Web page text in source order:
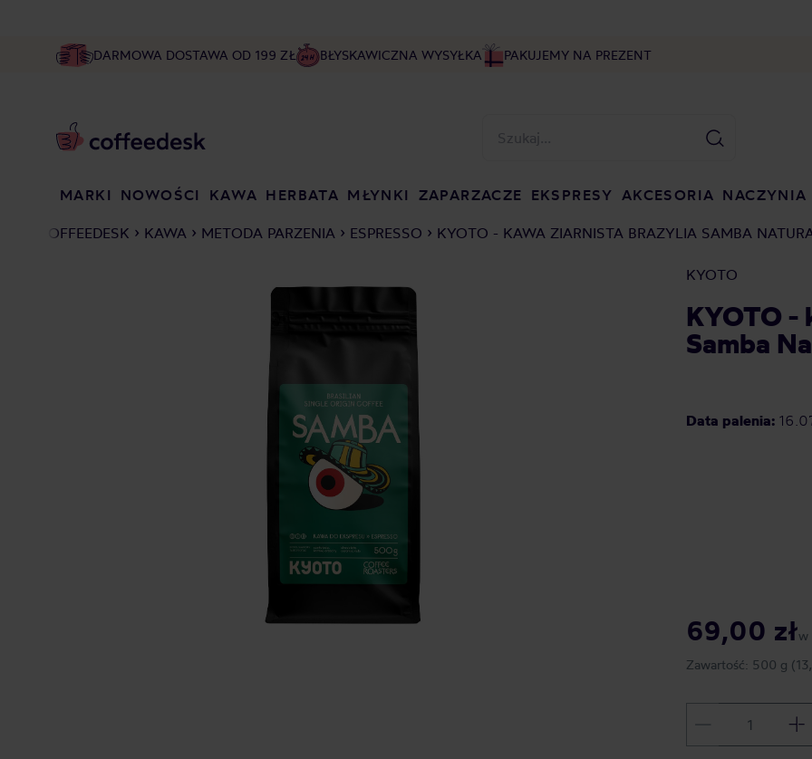
DARMOWA DOSTAWA OD 199 ZŁ BŁYSKAWICZNA WYSYŁKA PAKUJEMY NA PREZENT
MARKI NOWOŚCI KAWA HERBATA MŁYNKI ZAPARZACZE EKSPRESY AKCESORIA NACZYNIA
COFFEEDESK KAWA METODA PARZENIA ESPRESSO KYOTO - KAWA ZIARNISTA BRAZYLIA SAMBA
KYOTO
KYOTO -
Samba
Data palenia:
69,00 złw
Zawartość: 500 g